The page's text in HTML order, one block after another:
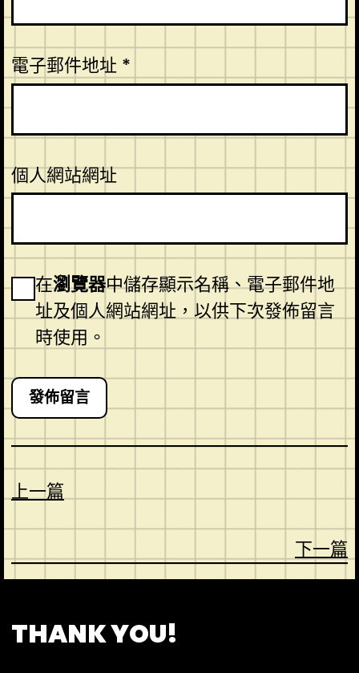
電子郵件地址 *
個人網站網址
在瀏覽器中儲存顯示名稱、電子郵件地
址及個人網站網址，以供下次發佈留言
時使用。
上一篇
下一篇
THANK YOU!